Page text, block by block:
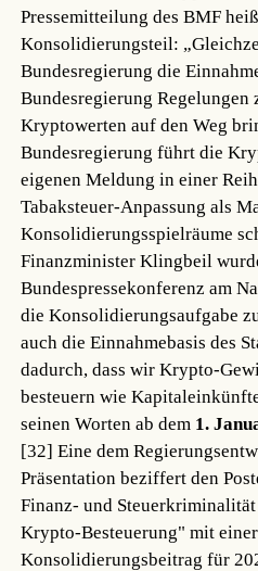
Pressemitteilung des BMF
Konsolidierungsteil:
Bundesregierung die
Bundesregierung Regelungen
Kryptowerten auf den Weg
Bundesregierung führt die
eigenen Meldung in einer
Tabaksteuer-Anpassung als
Konsolidierungsspielräume
Finanzminister Klingbeil
Bundespressekonferenz am
die Konsolidierungsaufgabe
auch die Einnahmebasis des
dadurch, dass wir Krypto-
besteuern wie
seinen Worten ab dem 1.
[32] Eine dem
Präsentation beziffert den
Finanz- und
Krypto-Besteuerung" mit
Konsolidierungsbeitrag für